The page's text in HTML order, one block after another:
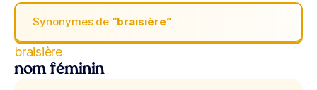
Synonymes de “braisière“
braisière
nom féminin